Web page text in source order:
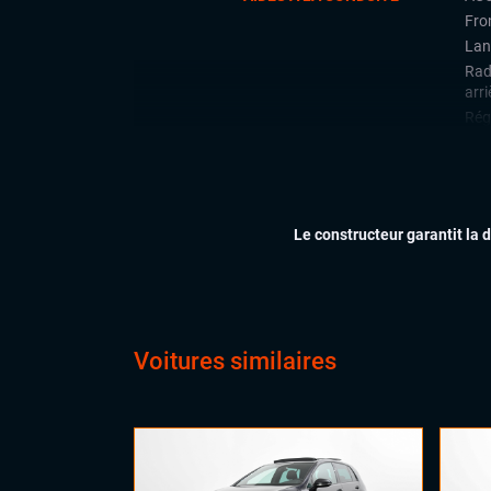
Le constructeur garantit la
Voitures similaires